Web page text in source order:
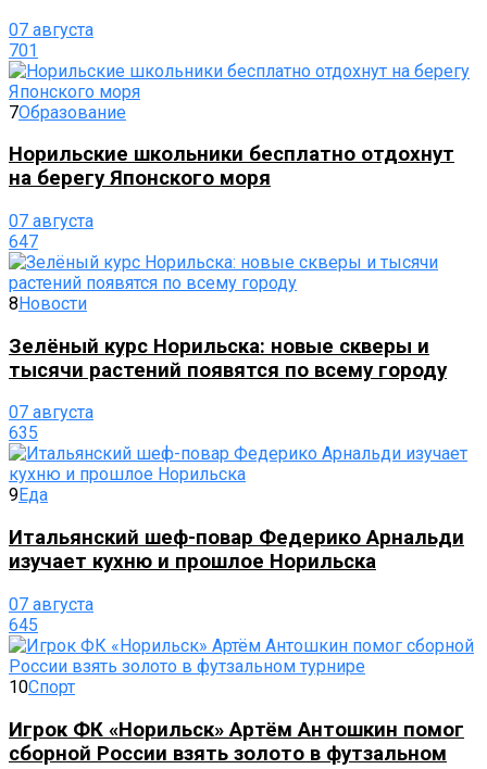
07 августа
701
7Образование
Норильские школьники бесплатно отдохнут
на берегу Японского моря
07 августа
647
8Новости
Зелёный курс Норильска: новые скверы и
тысячи растений появятся по всему городу
07 августа
635
9Еда
Итальянский шеф-повар Федерико Арнальди
изучает кухню и прошлое Норильска
07 августа
645
10Спорт
Игрок ФК «Норильск» Артём Антошкин помог
сборной России взять золото в футзальном